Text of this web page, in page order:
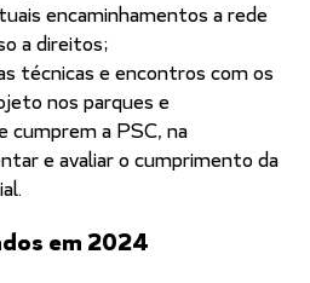
encaminhamentos a rede
a direitos;
técnicas e encontros com os
nos parques e
cumprem a PSC, na
e avaliar o cumprimento da
em 2024